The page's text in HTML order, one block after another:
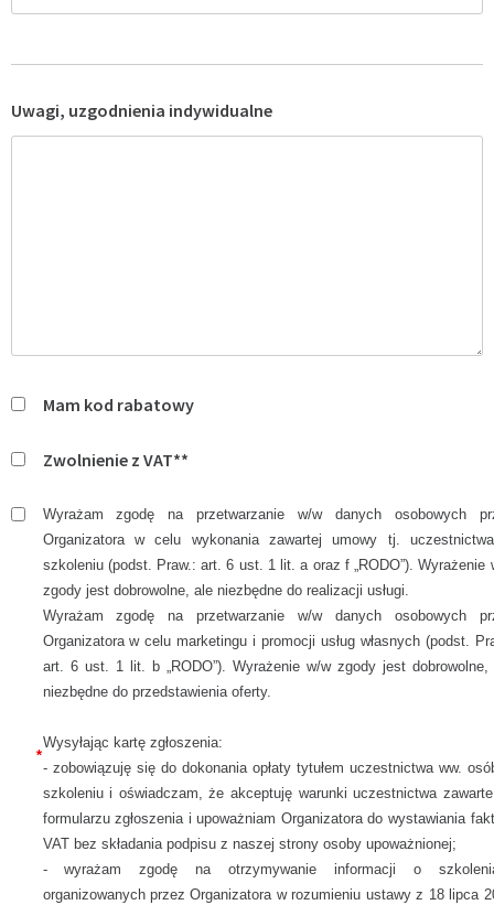
Uwagi, uzgodnienia indywidualne
Mam kod rabatowy
Zwolnienie z VAT**
*
Wyrażam zgodę na przetwarzanie w/w danych osobowych
Organizatora w celu wykonania zawartej umowy tj.
szkoleniu (podst. Praw.: art. 6 ust. 1 lit. a oraz f „RODO”). Wyrażenie
zgody jest dobrowolne, ale niezbędne do realizacji usługi.
Wyrażam zgodę na przetwarzanie w/w danych osobowych
Organizatora w celu marketingu i promocji usług własnych (podst.
art. 6 ust. 1 lit. b „RODO”). Wyrażenie w/w zgody jest dobrowolne,
niezbędne do przedstawienia oferty.
Wysyłając kartę zgłoszenia:
- zobowiązuję się do dokonania opłaty tytułem uczestnictwa ww.
szkoleniu i oświadczam, że akceptuję warunki uczestnictwa
formularzu zgłoszenia i upoważniam Organizatora do wystawiania
VAT bez składania podpisu z naszej strony osoby upoważnionej;
- wyrażam zgodę na otrzymywanie informacji o
organizowanych przez Organizatora w rozumieniu ustawy z 18 lipca